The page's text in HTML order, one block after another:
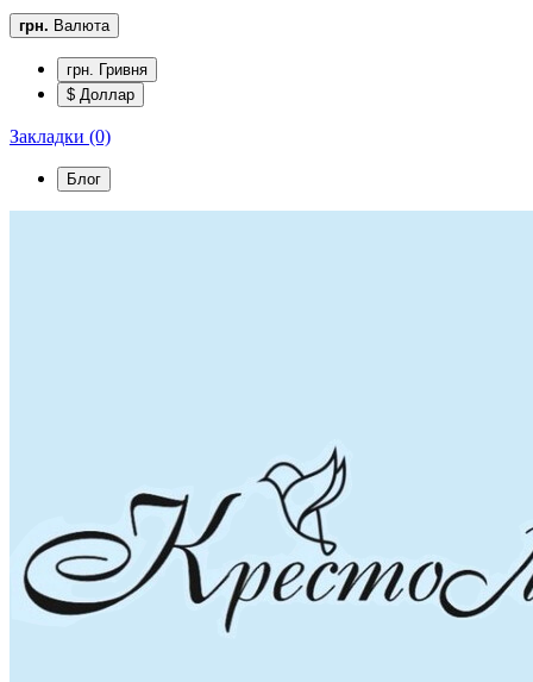
грн. Валюта
грн. Гривня
$ Доллар
Закладки (0)
Блог